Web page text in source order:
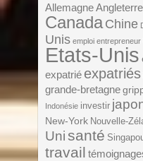
Allemagne Angleterre
Canada Chine
Unis emploi entrepreneur
Etats-Unis
expatrié expatriés
grande-bretagne
Indonésie investir
New-York Nouvelle-
Unisanté
travail